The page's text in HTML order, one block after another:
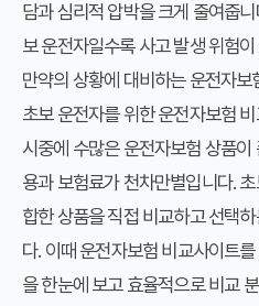
담과 심리적 압박을 크게 줄여줍
보 운전자일수록 사고 발생 위험
만약의 상황에 대비하는 운전자
초보 운전자를 위한 운전자보험
시중에 수많은 운전자보험 상품
용과 보험료가 천차만별입니다.
합한 상품을 직접 비교하고 선택
다. 이때 운전자보험 비교사이트를
을 한눈에 보고 효율적으로 비교